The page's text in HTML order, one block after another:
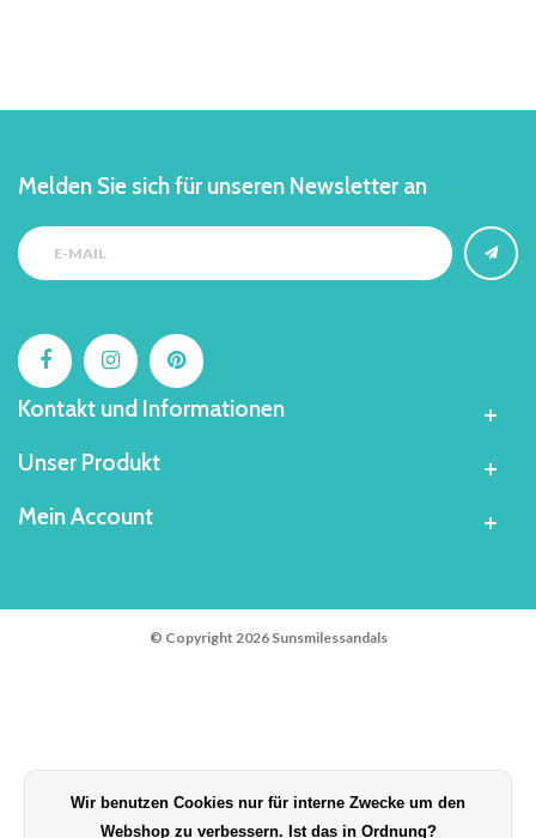
Melden Sie sich für unseren Newsletter an
Kontakt und Informationen
Unser Produkt
Mein Account
© Copyright 2026 Sunsmilessandals
Wir benutzen Cookies nur für interne Zwecke um den
Webshop zu verbessern. Ist das in Ordnung?